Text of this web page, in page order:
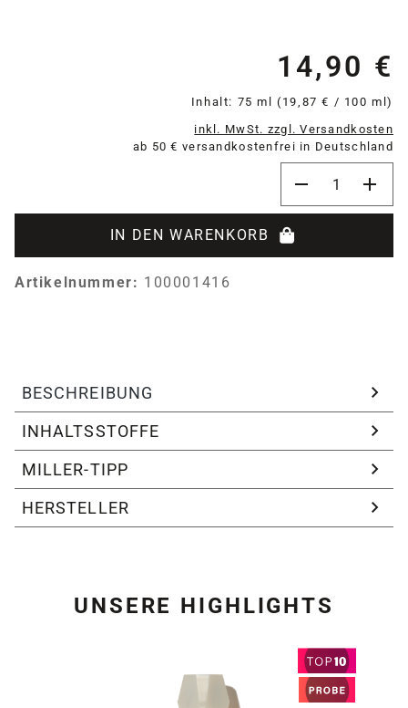
14,90 €
Inhalt: 75 ml(19,87 € / 100 ml)
inkl. MwSt. zzgl. Versandkosten
ab 50 € versandkostenfrei in Deutschland
IN DEN WARENKORB
Artikelnummer: 100001416
BESCHREIBUNG
INHALTSSTOFFE
MILLER-TIPP
HERSTELLER
UNSERE HIGHLIGHTS